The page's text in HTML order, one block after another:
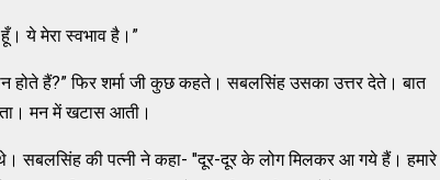
ये मेरा स्वभाव है।”
हैं?” फिर शर्मा जी कुछ कहते। सबलसिंह उसका उत्तर देते। बात
मन में खटास आती।
सबलसिंह की पत्नी ने कहा- "दूर-दूर के लोग मिलकर आ गये हैं। हमारे